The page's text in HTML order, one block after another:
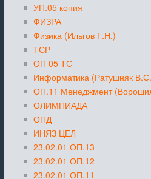
УП.05 копия
ФИЗРА
Физика (Ильгов Г.Н.)
ТСР
ОП 05 ТС
Информатика (Ратушняк
ОП.11 Менеджмент
ОЛИМПИАДА
ОПД
ИНЯЗ ЦЕЛ
23.02.01 ОП.13
23.02.01 ОП.12
23.02.01 ОП.11